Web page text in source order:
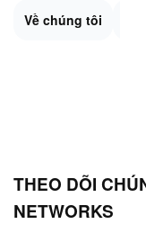
Về chúng tôi
THEO DÕI
NETWORKS